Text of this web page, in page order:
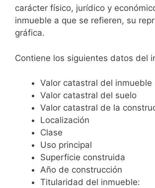
carácter físico, jurídico y
inmueble a que se refieren, su
gráfica.
Contiene los siguientes datos del
Valor catastral del inmueble
Valor catastral del suelo
Valor catastral de la
Localización
Clase
Uso principal
Superficie construida
Año de construcción
Titularidad del inmueble: